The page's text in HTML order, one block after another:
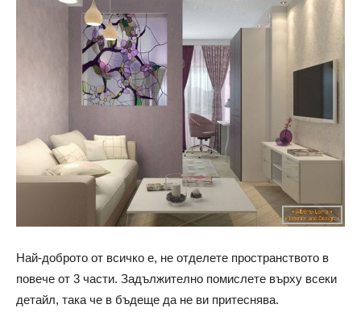
Най-доброто от всичко е, не отделете пространството в
повече от 3 части. Задължително помислете върху всеки
детайл, така че в бъдеще да не ви притеснява.